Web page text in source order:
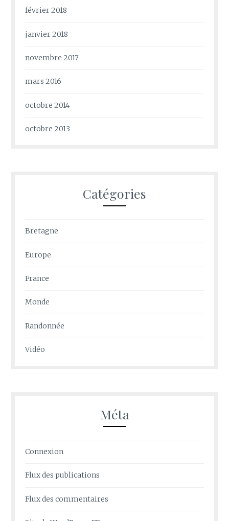
février 2018
janvier 2018
novembre 2017
mars 2016
octobre 2014
octobre 2013
Catégories
Bretagne
Europe
France
Monde
Randonnée
Vidéo
Méta
Connexion
Flux des publications
Flux des commentaires